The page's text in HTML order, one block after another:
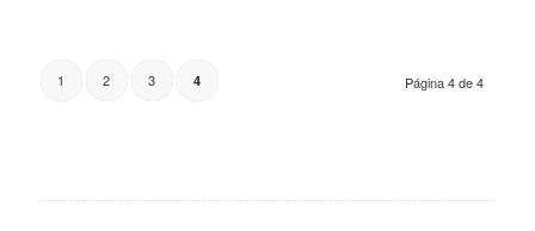
Página 4 de 4
1 2 3 4